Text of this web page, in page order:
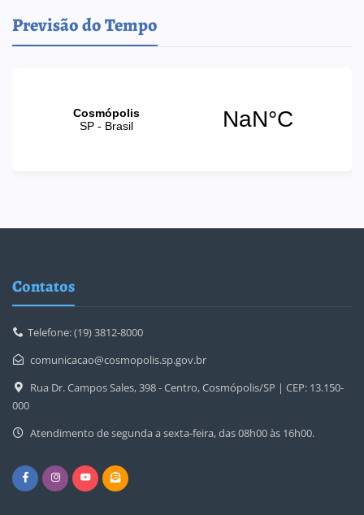
Previsão do Tempo
Contatos
Telefone: (19) 3812-8000
comunicacao@cosmopolis.sp.gov.br
Rua Dr. Campos Sales, 398 - Centro, Cosmópolis/SP | CEP: 13.150-
000
Atendimento de segunda a sexta-feira, das 08h00 às 16h00.